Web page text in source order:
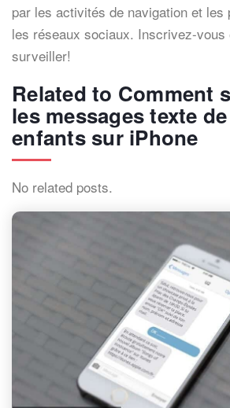
par les activités de navigation et les
les réseaux sociaux. Inscrivez-
surveiller!
Related to Comment
les messages texte
enfants sur iPhone
No related posts.